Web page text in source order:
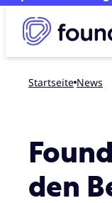
Startseite news
den